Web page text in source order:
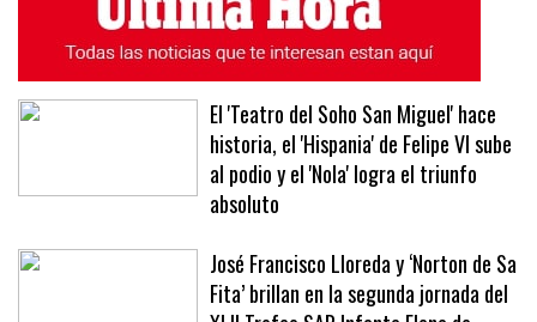
El 'Teatro del Soho San Miguel' hace
historia, el 'Hispania' de Felipe VI sube
al podio y el 'Nola' logra el triunfo
absoluto
José Francisco Lloreda y ‘Norton de Sa